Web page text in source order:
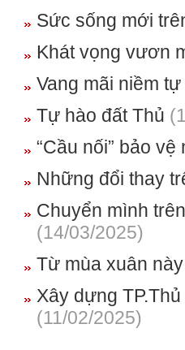
Sức sống mới
Khát vọng vươn
Vang mãi niềm
Tự hào đất Thủ
“Cầu nối” bảo
Những đổi thay
Chuyển mình
(14/03/2025)
Từ mùa xuân
Xây dựng
(11/02/2025)